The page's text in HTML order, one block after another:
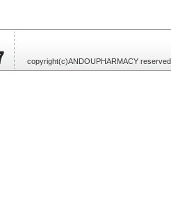
copyright(c)ANDOUPHARMACY reserved.